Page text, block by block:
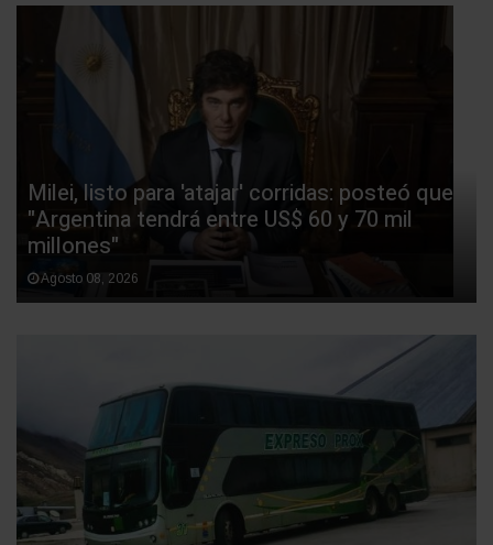
Milei, listo para 'atajar' corridas: posteó que
"Argentina tendrá entre US$ 60 y 70 mil
millones"
Agosto 08, 2026